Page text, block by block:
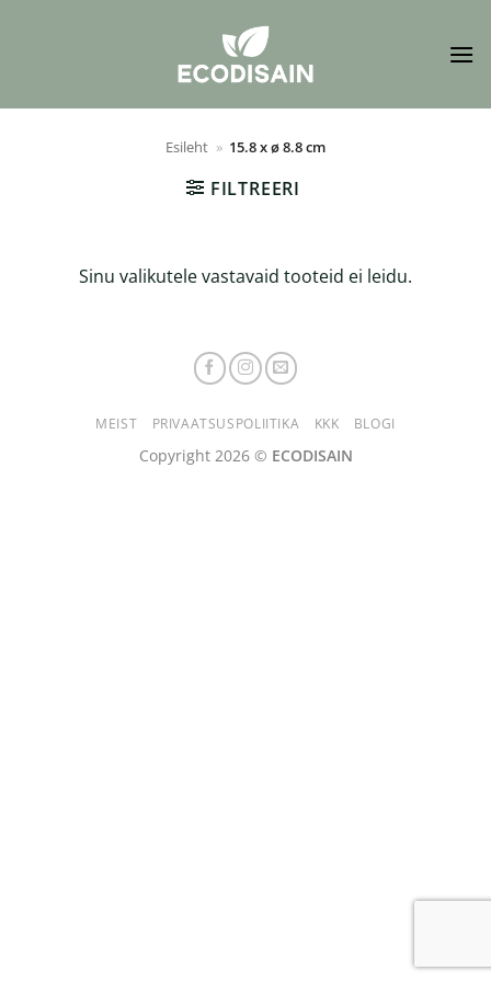
Esileht » 15.8 x ø 8.8 cm
FILTREERI
Sinu valikutele vastavaid tooteid ei leidu.
MEIST PRIVAATSUSPOLIITIKA KKK BLOGI
Copyright 2026 © ECODISAIN